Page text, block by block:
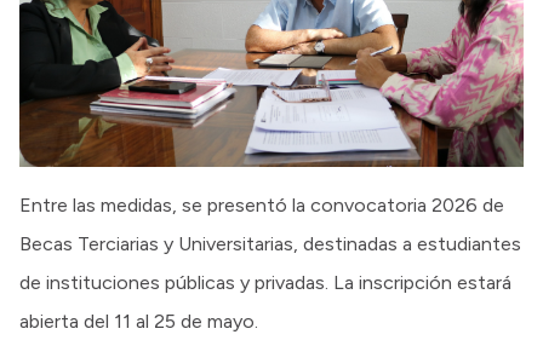
Entre las medidas, se presentó la convocatoria 2026 de
Becas Terciarias y Universitarias, destinadas a estudiantes
de instituciones públicas y privadas. La inscripción estará
abierta del 11 al 25 de mayo.